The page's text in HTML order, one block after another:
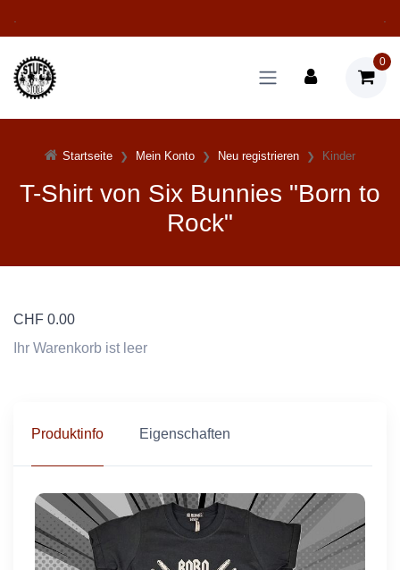
0
Startseite Mein Konto Neu registrieren Kinder
T-Shirt von Six Bunnies "Born to
Rock"
CHF 0.00
Ihr Warenkorb ist leer
Produktinfo Eigenschaften